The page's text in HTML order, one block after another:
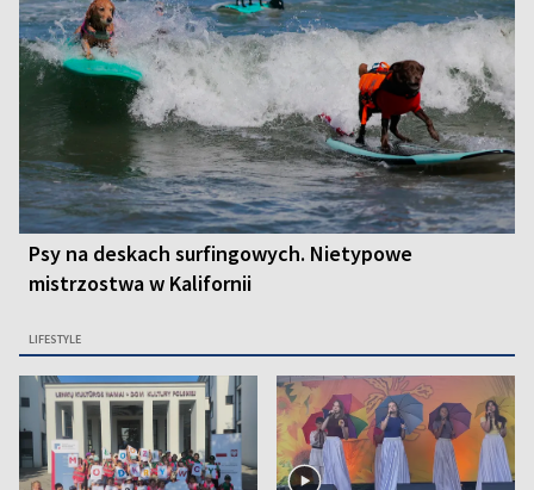
Psy na deskach surfingowych. Nietypowe
mistrzostwa w Kalifornii
LIFESTYLE